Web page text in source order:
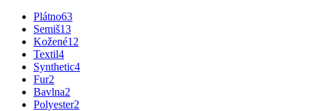
Plátno63
Semiš13
Kožené12
Textil4
Synthetic4
Fur2
Bavlna2
Polyester2